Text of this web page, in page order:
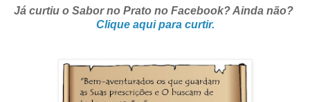
Já curtiu o Sabor no Prato no Facebook? Ainda não?
Clique aqui para curtir.